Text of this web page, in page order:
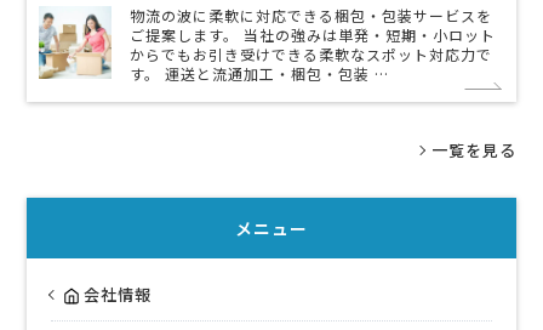
物流の波に柔軟に対応できる梱包・包装サービスを
ご提案します。 当社の強みは単発・短期・小ロット
からでもお引き受けできる柔軟なスポット対応力で
す。 運送と流通加工・梱包・包装 …
一覧を見る
メニュー
会社情報